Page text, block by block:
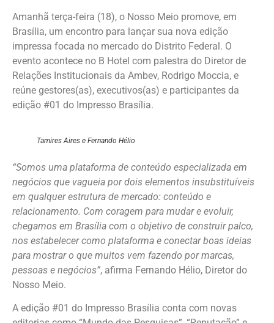
Amanhã terça-feira (18), o Nosso Meio promove, em
Brasília, um encontro para lançar sua nova edição
impressa focada no mercado do Distrito Federal. O
evento acontece no B Hotel com palestra do Diretor de
Relações Institucionais da Ambev, Rodrigo Moccia, e
reúne gestores(as), executivos(as) e participantes da
edição #01 do Impresso Brasília.
Tamires Aires e Fernando Hélio
“Somos uma plataforma de conteúdo especializada em
negócios que vagueia por dois elementos insubstituíveis
em qualquer estrutura de mercado: conteúdo e
relacionamento. Com coragem para mudar e evoluir,
chegamos em Brasília com o objetivo de construir palco,
nos estabelecer como plataforma e conectar boas ideias
para mostrar o que muitos vem fazendo por marcas,
pessoas e negócios”, afirma Fernando Hélio, Diretor do
Nosso Meio.
A edição #01 do Impresso Brasília conta com novas